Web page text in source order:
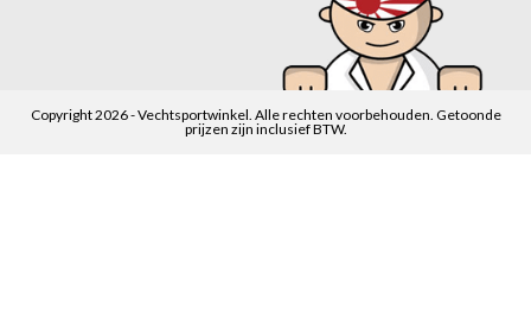
Copyright 2026 - Vechtsportwinkel. Alle rechten voorbehouden. Getoonde
prijzen zijn inclusief BTW.